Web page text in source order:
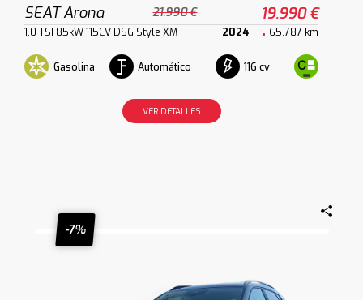
SEAT Arona 21.990 € 19.990 €
1.0 TSI 85kW 115CV DSG Style XM 2024 65.787 km
Gasolina Automático 116 cv
VER DETALLES
-7%